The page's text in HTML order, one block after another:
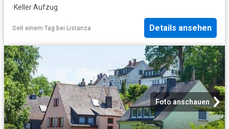
·Keller·Aufzug
Seit einem Tag bei Listanza Details ansehen
Foto anschauen